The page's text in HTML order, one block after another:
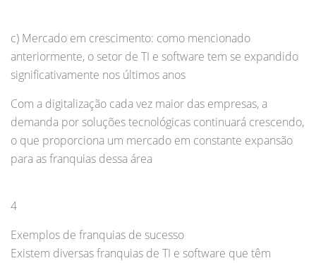
c) Mercado em crescimento: como mencionado
anteriormente, o setor de TI e software tem se expandido
significativamente nos últimos anos
Com a digitalização cada vez maior das empresas, a
demanda por soluções tecnológicas continuará crescendo,
o que proporciona um mercado em constante expansão
para as franquias dessa área
4
Exemplos de franquias de sucesso
Existem diversas franquias de TI e software que têm